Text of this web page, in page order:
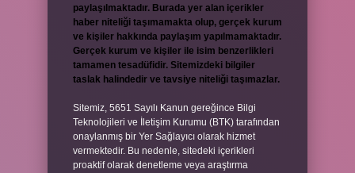
paylaşılmaktadır. Burada yer alan içerikler
haber niteliği taşımamakta olup, gerçek kurum
ve kişiler hakkında paylaşım yapılmamaktadır.
Gerçek kurum ve kişiler ile isim benzerlikleri
tamamen tesadüfidir. Sitemizdeki bilgiler
taslak halindedir ve tavsiye niteliği taşımazlar.
Sitemiz, 5651 Sayılı Kanun gereğince Bilgi
Teknolojileri ve İletişim Kurumu (BTK) tarafından
onaylanmış bir Yer Sağlayıcı olarak hizmet
vermektedir. Bu nedenle, sitedeki içerikleri
proaktif olarak denetleme veya araştırma